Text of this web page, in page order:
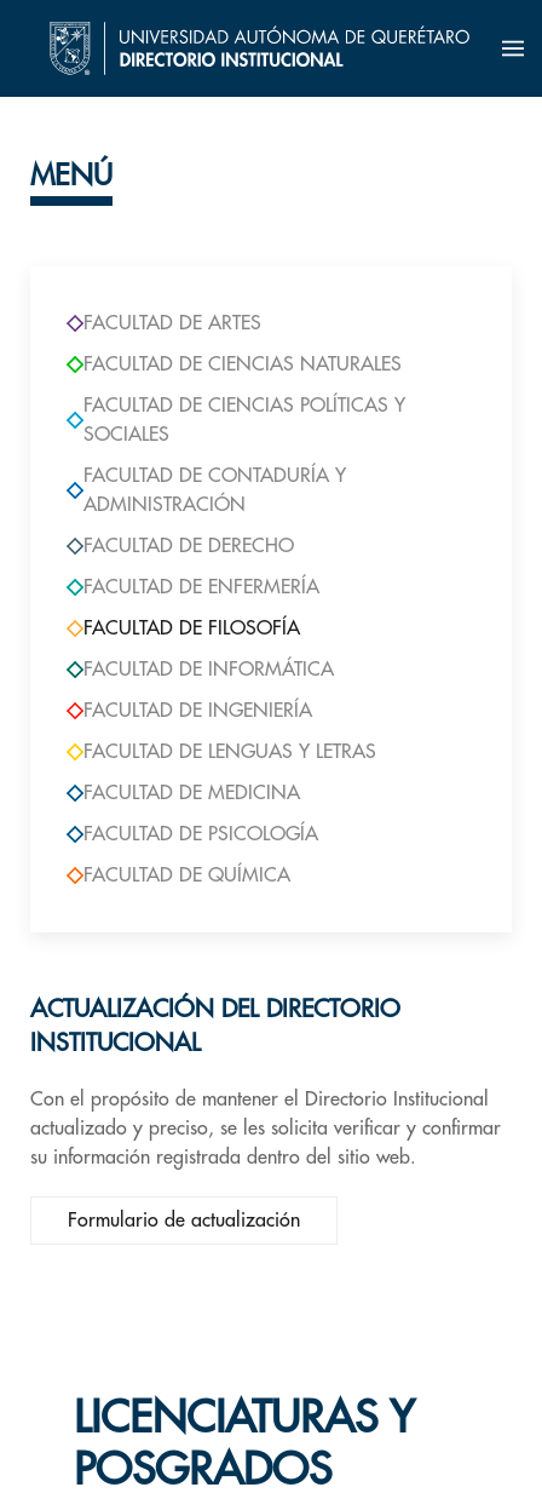
MENÚ
FACULTAD DE ARTES
FACULTAD DE CIENCIAS NATURALES
FACULTAD DE CIENCIAS POLÍTICAS Y
SOCIALES
FACULTAD DE CONTADURÍA Y
ADMINISTRACIÓN
FACULTAD DE DERECHO
FACULTAD DE ENFERMERÍA
FACULTAD DE FILOSOFÍA
FACULTAD DE INFORMÁTICA
FACULTAD DE INGENIERÍA
FACULTAD DE LENGUAS Y LETRAS
FACULTAD DE MEDICINA
FACULTAD DE PSICOLOGÍA
FACULTAD DE QUÍMICA
ACTUALIZACIÓN DEL DIRECTORIO
INSTITUCIONAL
Con el propósito de mantener el Directorio Institucional
actualizado y preciso, se les solicita verificar y confirmar
su información registrada dentro del sitio web.
Formulario de actualización
LICENCIATURAS Y
POSGRADOS